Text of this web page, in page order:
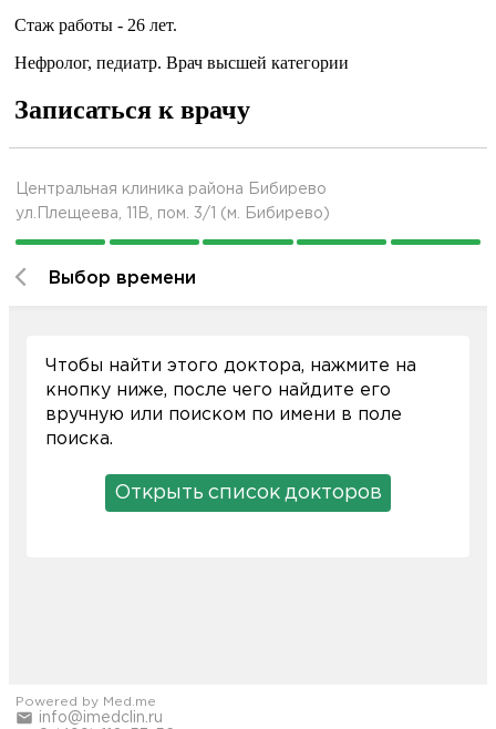
Стаж работы - 26 лет.
Нефролог, педиатр. Врач высшей категории
Записаться к врачу